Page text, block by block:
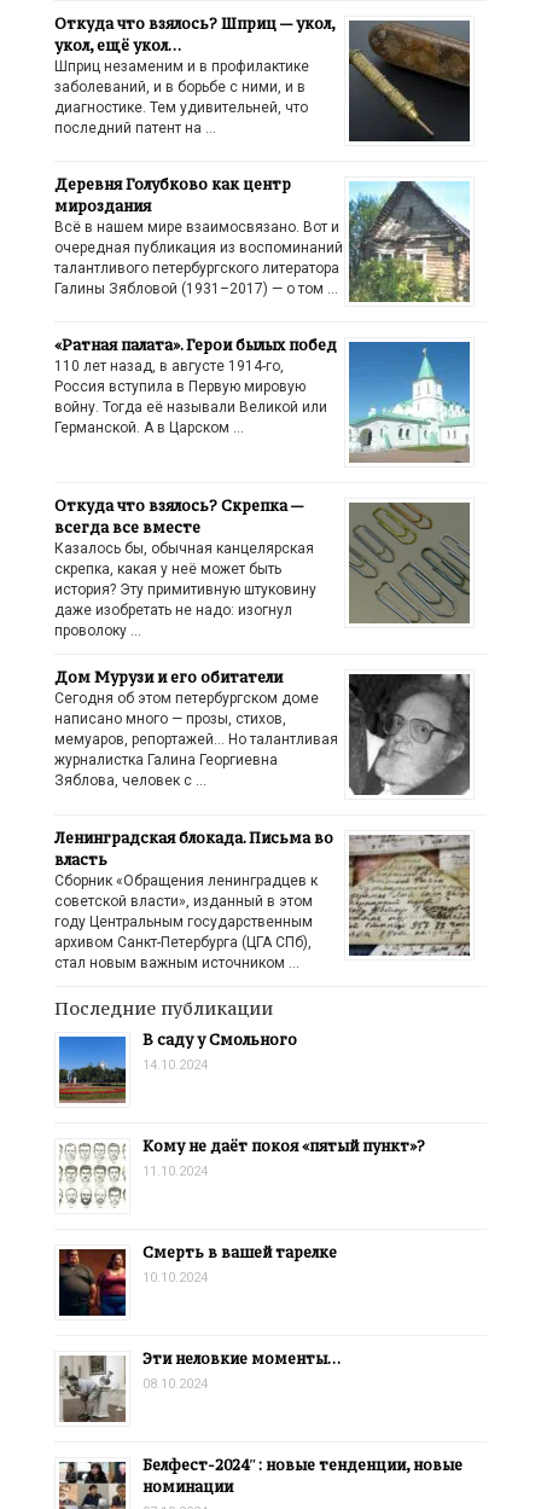
Откуда что взялось? Шприц — укол,
укол, ещё укол…
Шприц незаменим и в профилактике
заболеваний, и в борьбе с ними, и в
диагностике. Тем удивительней, что
последний патент на …
Деревня Голубково как центр
мироздания
Всё в нашем мире взаимосвязано. Вот и
очередная публикация из воспоминаний
талантливого петербургского литератора
Галины Зябловой (1931–2017) — о том …
«Ратная палата». Герои былых побед
110 лет назад, в августе 1914-го,
Россия вступила в Первую мировую
войну. Тогда её называли Великой или
Германской. А в Царском …
Откуда что взялось? Скрепка —
всегда все вместе
Казалось бы, обычная канцелярская
скрепка, какая у неё может быть
история? Эту примитивную штуковину
даже изобретать не надо: изогнул
проволоку …
Дом Мурузи и его обитатели
Сегодня об этом петербургском доме
написано много — прозы, стихов,
мемуаров, репортажей… Но талантливая
журналистка Галина Георгиевна
Зяблова, человек с …
Ленинградская блокада. Письма во
власть
Сборник «Обращения ленинградцев к
советской власти», изданный в этом
году Центральным государственным
архивом Санкт-Петербурга (ЦГА СПб),
стал новым важным источником …
Последние публикации
В саду у Смольного
14.10.2024
Кому не даёт покоя «пятый пункт»?
11.10.2024
Смерть в вашей тарелке
10.10.2024
Эти неловкие моменты…
08.10.2024
Белфест-2024″: новые тенденции, новые
номинации